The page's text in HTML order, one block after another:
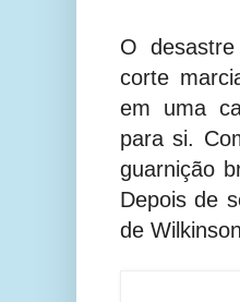
O
corte
em uma
para si.
guarnição
Depois de
de